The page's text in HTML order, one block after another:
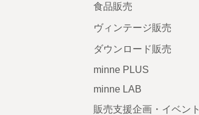
食品販売
ヴィンテージ販売
ダウンロード販売
minne PLUS
minne LAB
販売支援企画・イベント